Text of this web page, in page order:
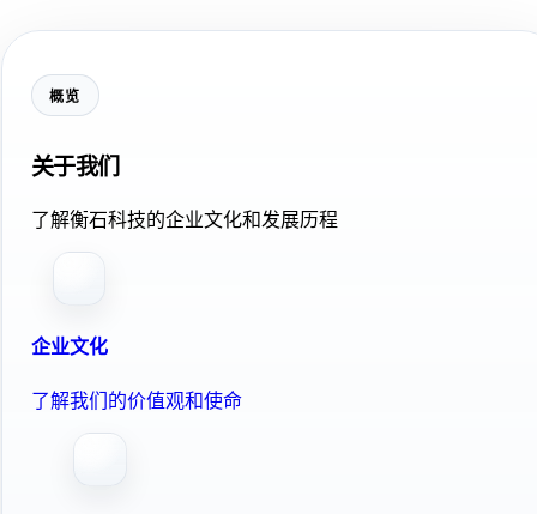
概览
关于我们
了解衡石科技的企业文化和发展历程
企业文化
了解我们的价值观和使命